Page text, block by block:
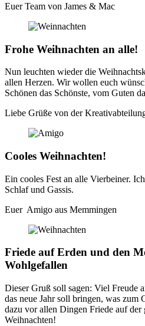
Euer Team von James & Mac
Frohe Weihnachten an alle!
Nun leuchten wieder die
allen Herzen. Wir wollen euch
Schönen das Schönste, vom Guten
Liebe Grüße von der
Cooles Weihnachten!
Ein cooles Fest an alle Vierbeiner.
Schlaf und Gassis.
Euer Amigo aus Memmingen
Friede auf Erden und den
Wohlgefallen
Dieser Gruß soll sagen: Viel Freude
das neue Jahr soll bringen, was zum
dazu vor allen Dingen Friede auf
Weihnachten!